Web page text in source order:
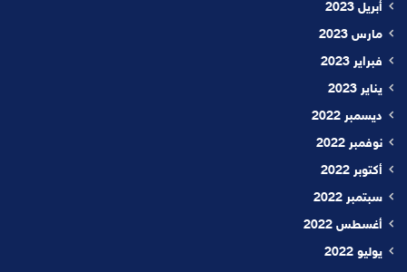
أبريل 2023
مارس 2023
فبراير 2023
يناير 2023
ديسمبر 2022
نوفمبر 2022
أكتوبر 2022
سبتمبر 2022
أغسطس 2022
يوليو 2022